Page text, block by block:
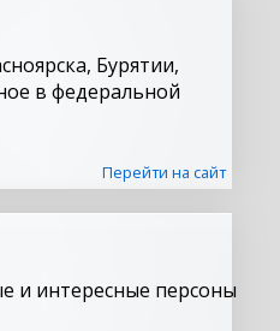
Бурятии,
в федеральной
Перейти на сайт
и интересные персоны